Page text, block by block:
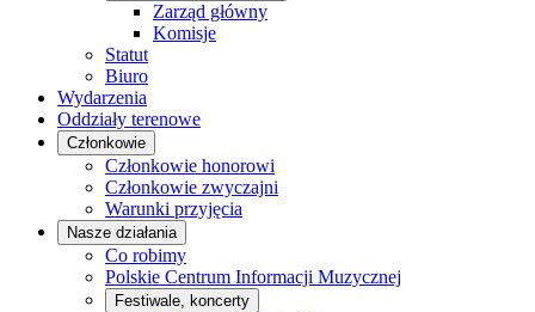
Zarząd główny
Komisje
Statut
Biuro
Wydarzenia
Oddziały terenowe
Członkowie
Członkowie honorowi
Członkowie zwyczajni
Warunki przyjęcia
Nasze działania
Co robimy
Polskie Centrum Informacji Muzycznej
Festiwale, koncerty